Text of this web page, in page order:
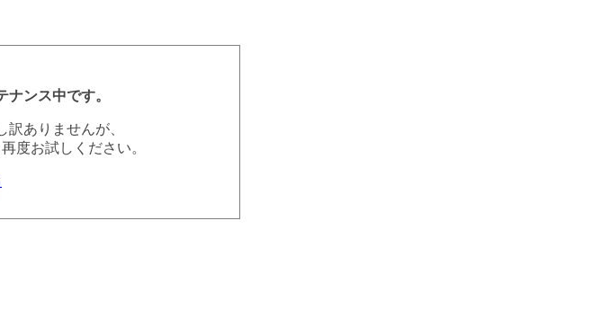
ンス中です。
訳ありませんが、
度お試しください。